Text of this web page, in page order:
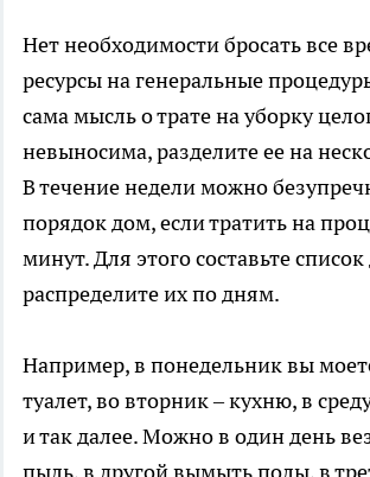
Нет необходимости бросать все
ресурсы на генеральные
сама мысль о трате на уборку
невыносима, разделите ее на
В течение недели можно
порядок дом, если тратить на
минут. Для этого составьте
распределите их по дням.
Например, в понедельник вы
туалет, во вторник – кухню, в
и так далее. Можно в один день
пыль, в другой вымыть полы, в